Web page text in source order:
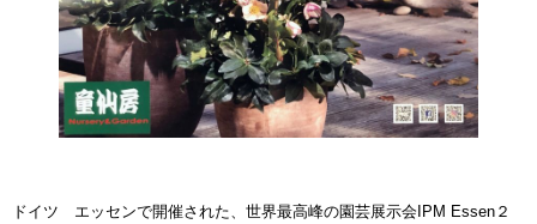
ドイツ エッセンで開催された、世界最高峰の園芸展示会IPM Essen２